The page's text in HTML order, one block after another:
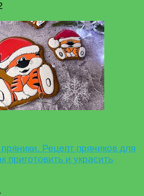
Рецепт пряников для
приготовить и украсить